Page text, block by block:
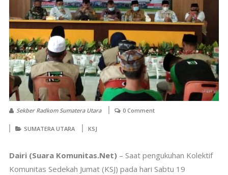
Sekber Radkom Sumatera Utara 0 Comment
SUMATERA UTARA KSJ
Dairi (Suara Komunitas.Net)– Saat pengukuhan Kolektif
Komunitas Sedekah Jumat (KSJ) pada hari Sabtu 19